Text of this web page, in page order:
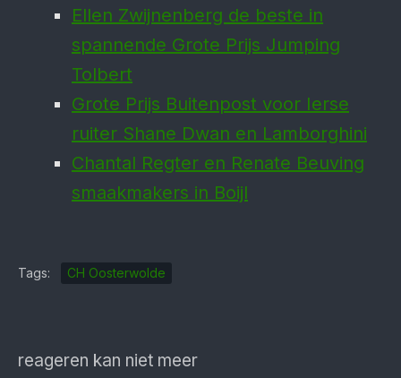
Ellen Zwijnenberg de beste in
spannende Grote Prijs Jumping
Tolbert
Grote Prijs Buitenpost voor Ierse
ruiter Shane Dwan en Lamborghini
Chantal Regter en Renate Beuving
smaakmakers in Boijl
Tags: CH Oosterwolde
reageren kan niet meer